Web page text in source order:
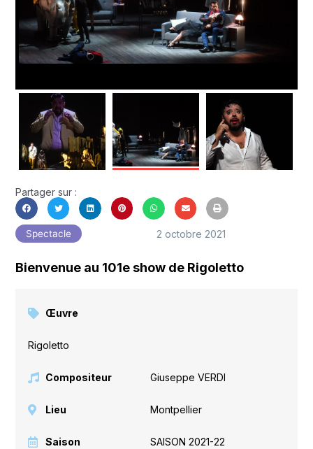
Partager sur :
Spectacle 2 octobre 2021
Bienvenue au 101e show de Rigoletto
Œuvre
Rigoletto
Compositeur Giuseppe VERDI
Lieu Montpellier
Saison SAISON 2021-22